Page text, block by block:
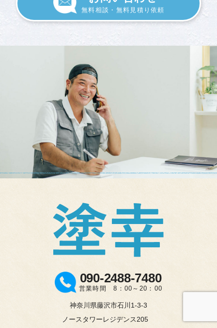
無料相談・無料見積り依頼
090-2488-7480
営業時間 8：00～20：00
神奈川県藤沢市石川1-3-3
ノースタワーレジデンス205